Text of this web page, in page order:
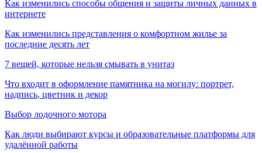
Как изменились способы общения и защиты личных данных в
интернете
Как изменились представления о комфортном жилье за
последние десять лет
7 вещей, которые нельзя смывать в унитаз
Что входит в оформление памятника на могилу: портрет,
надпись, цветник и декор
Выбор лодочного мотора
Как люди выбирают курсы и образовательные платформы для
удалённой работы